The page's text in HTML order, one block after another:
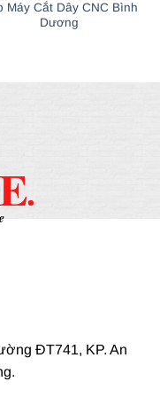
Máy Cắt Dây CNC Bình
Dương
ĐT741, KP. An